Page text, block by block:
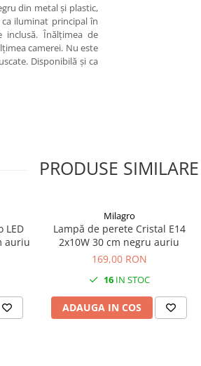
din metal și plastic,
iluminat principal în
inclusă. Înălțimea de
camerei. Nu este
Disponibilă și ca
PRODUSE SIMILARE
LED
auriu
Milagro
Lampă de perete Cristal E14
2x10W 30 cm negru auriu
169,00 RON
16IN STOC
ADAUGA IN COS